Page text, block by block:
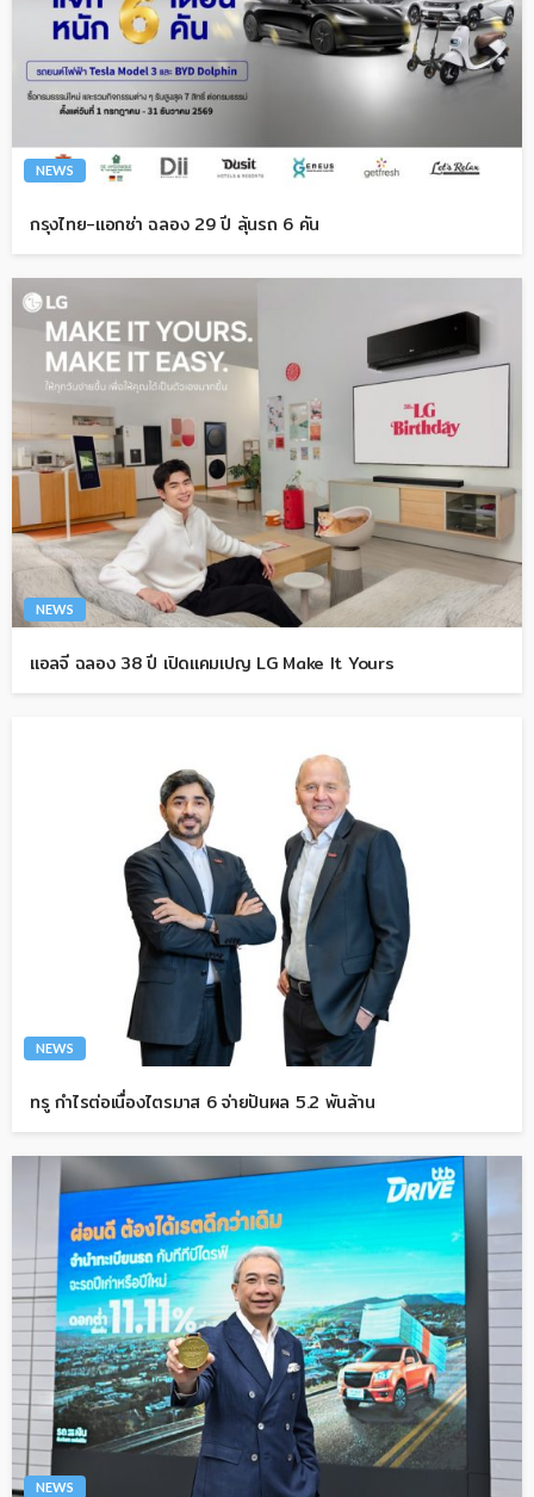
NEWS
กรุงไทย-แอกซ่า ฉลอง 29 ปี ลุ้นรถ 6 คัน
NEWS
แอลจี ฉลอง 38 ปี เปิดแคมเปญ LG Make It Yours
NEWS
ทรู กำไรต่อเนื่องไตรมาส 6 จ่ายปันผล 5.2 พันล้าน
NEWS